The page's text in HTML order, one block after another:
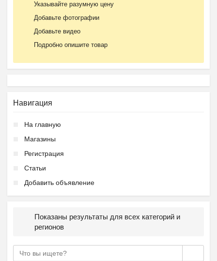
Указывайте разумную цену
Добавьте фотографии
Добавьте видео
Подробно опишите товар
Навигация
На главную
Магазины
Регистрация
Статьи
Добавить объявление
Показаны результаты для всех категорий и
регионов